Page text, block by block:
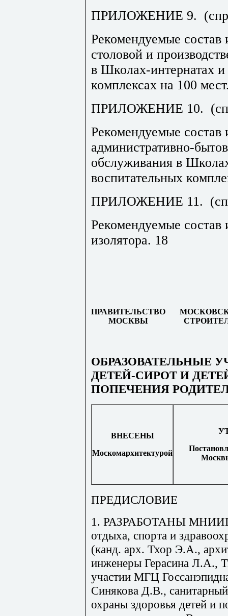
ПРИЛОЖЕНИЕ 9.
Рекомендуемые
столовой и
в Школах-интернатах
комплексах на 100
ПРИЛОЖЕНИЕ 10.
Рекомендуемые
административно-
обслуживания в
воспитательных
ПРИЛОЖЕНИЕ 11.
Рекомендуемые
изолятора. 18
ПРАВИТЕЛЬСТВО
МОСКВЫ
ОБРАЗОВАТЕЛЬНЫЕ
ДЕТЕЙ-СИРОТ И
ПОПЕЧЕНИЯ
ВНЕСЕНЫ
Москомархитектурой
ПРЕДИСЛОВИЕ
1. РАЗРАБОТАНЫ МНИИП
отдыха, спорта и
(канд. арх. Тхор Э.А.,
инженеры Герасина Л.А.,
участии МГЦ
Синякова Д.В.,
охраны здоровья детей и